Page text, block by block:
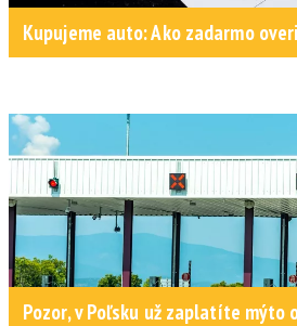
Kupujeme auto: Ako zadarmo
Pozor, v Poľsku už zaplatíte mýto